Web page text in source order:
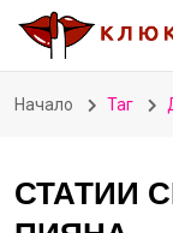
Начало Таг
СТАТИИ